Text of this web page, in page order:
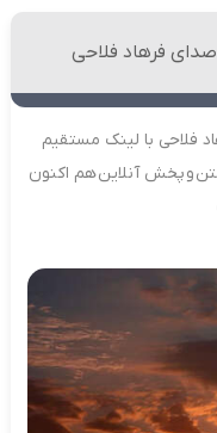
صدای فرهاد فلاحی
فلاحی با لینک مستقیم
و پخش آنلاین هم اکنون